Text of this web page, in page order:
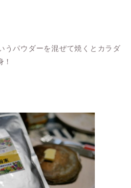
うパウダーを混ぜて焼くとカラダ